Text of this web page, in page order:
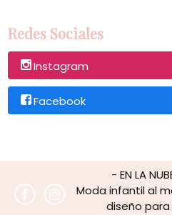
Redes Sociales
Instagram
Facebook
- EN LA
Moda infantil al
diseño